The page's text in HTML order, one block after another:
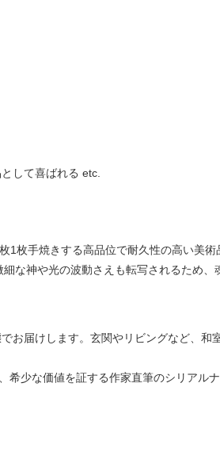
して喜ばれる etc.
1枚手焼きする高品位で耐久性の高い美
な神や光の波動さえも転写されるため、
お届けします。玄関やリビングなど、和
少な価値を証する作家直筆のシリアルナ